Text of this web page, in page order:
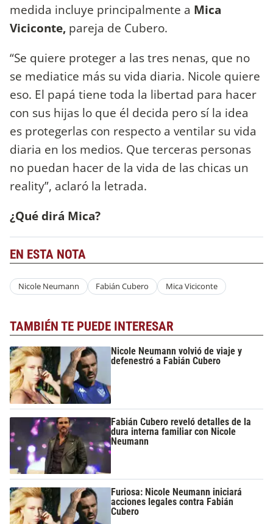
medida incluye principalmente a Mica
Viciconte, pareja de Cubero.
“Se quiere proteger a las tres nenas, que no
se mediatice más su vida diaria. Nicole quiere
eso. El papá tiene toda la libertad para hacer
con sus hijas lo que él decida pero sí la idea
es protegerlas con respecto a ventilar su vida
diaria en los medios. Que terceras personas
no puedan hacer de la vida de las chicas un
reality”, aclaró la letrada.
¿Qué dirá Mica?
EN ESTA NOTA
Nicole Neumann Fabián Cubero Mica Viciconte
TAMBIÉN TE PUEDE INTERESAR
Nicole Neumann volvió de viaje y
defenestró a Fabián Cubero
Fabián Cubero reveló detalles de la
dura interna familiar con Nicole
Neumann
Furiosa: Nicole Neumann iniciará
acciones legales contra Fabián
Cubero